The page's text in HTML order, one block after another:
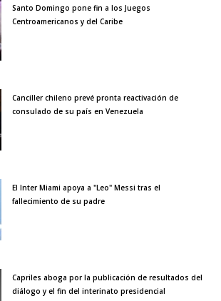
Santo Domingo pone fin a los Juegos
Centroamericanos y del Caribe
Canciller chileno prevé pronta reactivación de
consulado de su país en Venezuela
El Inter Miami apoya a "Leo" Messi tras el
fallecimiento de su padre
Capriles aboga por la publicación de resultados del
diálogo y el fin del interinato presidencial